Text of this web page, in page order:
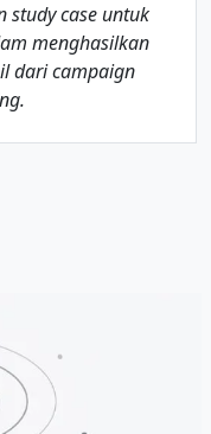
study case untuk
menghasilkan
dari campaign